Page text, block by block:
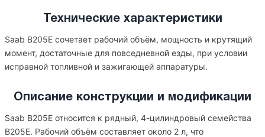
Технические характеристики
Saab B205E сочетает рабочий объём, мощность и крутящий
момент, достаточные для повседневной езды, при условии
исправной топливной и зажигающей аппаратуры.
Описание конструкции и модификации
Saab B205E относится к рядный, 4-цилиндровый семейства
B205E. Рабочий объём составляет около 2 л, что